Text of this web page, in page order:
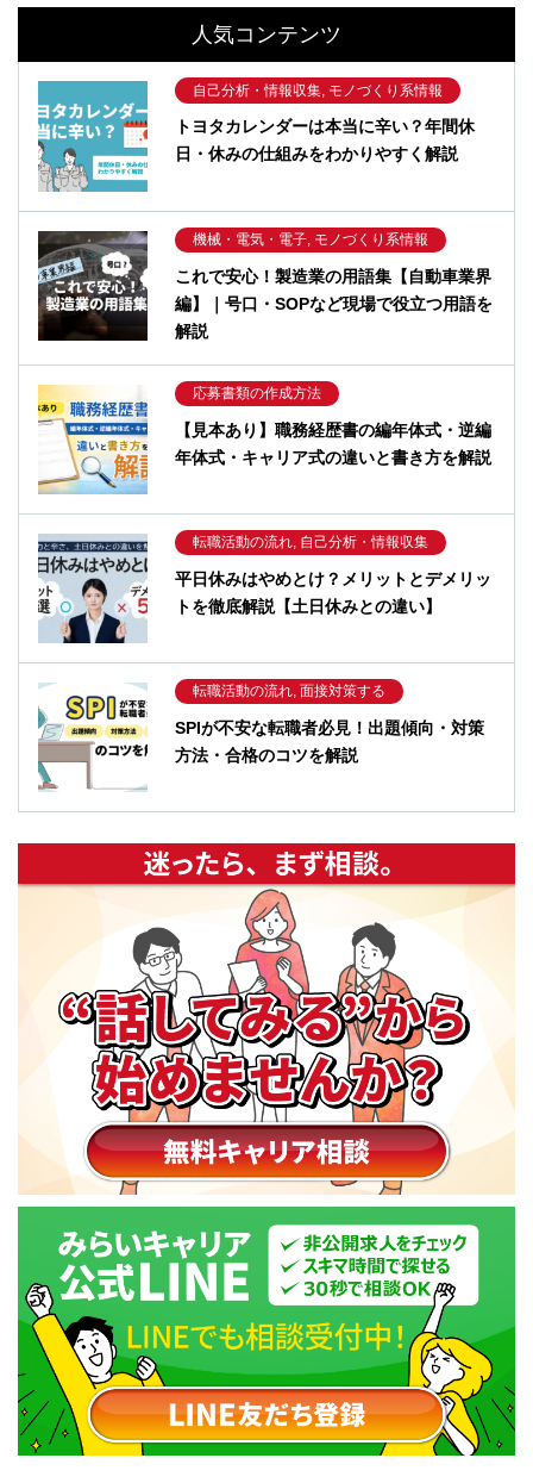
人気コンテンツ
自己分析・情報収集, モノづくり系情報
トヨタカレンダーは本当に辛い？年間休
日・休みの仕組みをわかりやすく解説
機械・電気・電子, モノづくり系情報
これで安心！製造業の用語集【自動車業界
編】｜号口・SOPなど現場で役立つ用語を
解説
応募書類の作成方法
【見本あり】職務経歴書の編年体式・逆編
年体式・キャリア式の違いと書き方を解説
転職活動の流れ, 自己分析・情報収集
平日休みはやめとけ？メリットとデメリッ
トを徹底解説【土日休みとの違い】
転職活動の流れ, 面接対策する
SPIが不安な転職者必見！出題傾向・対策
方法・合格のコツを解説